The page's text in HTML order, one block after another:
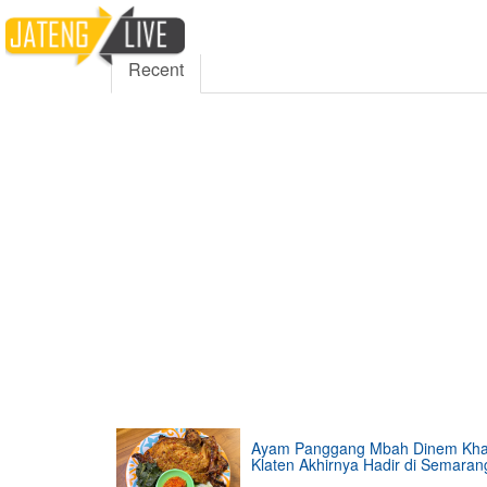
5000 Fans
Recent
Ayam Panggang Mbah Dinem
Klaten Akhirnya Hadir di